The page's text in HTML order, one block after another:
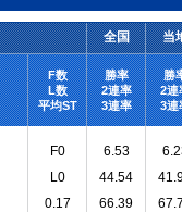
全国 当
F数
L数
平均ST
勝率
2連率
3連率
勝
2連
3連
F0
L0
0.17
6.53
44.54
66.39